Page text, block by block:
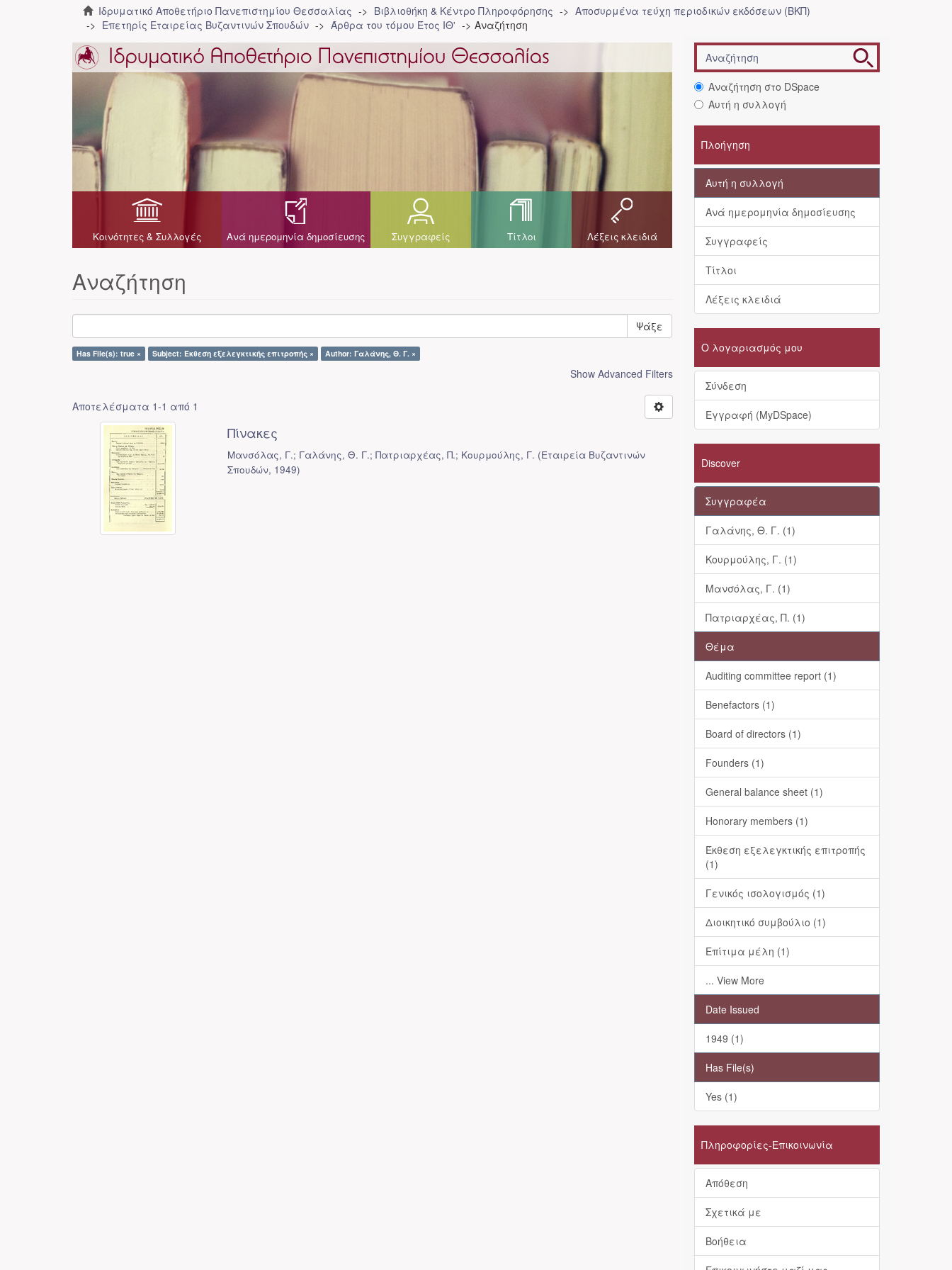
Ιδρυματικό Αποθετήριο Πανεπιστημίου Θεσσαλίας Βιβλιοθήκη & Κέντρο Πληροφόρησης
Αποσυρμένα τεύχη περιοδικών εκδόσεων (ΒΚΠ)
Επετηρίς Εταιρείας Βυζαντινών Σπουδών
Άρθρα του τόμου Έτος ΙΘ' Αναζήτηση
Κοινότητες & Συλλογές Ανά ημερομηνία δημοσίευσης Συγγραφείς Τίτλοι Λέξεις κλειδιά
Αναζήτηση
Ψάξε
Has File(s): true × Subject: Έκθεση εξελεγκτικής επιτροπής × Author: Γαλάνης, Θ. Γ. ×
Show Advanced Filters
Αποτελέσματα 1-1 από 1
Πίνακες
Μανσόλας, Γ.; Γαλάνης, Θ. Γ.; Πατριαρχέας, Π.; Κουρμούλης, Γ. (Εταιρεία Βυζαντινών
Σπουδών, 1949)
Αναζήτηση στο DSpace
Αυτή η συλλογή
Πλοήγηση
Αυτή η συλλογή
Ανά ημερομηνία δημοσίευσης
Συγγραφείς
Τίτλοι
Λέξεις κλειδιά
Ο λογαριασμός μου
Σύνδεση
Εγγραφή (MyDSpace)
Discover
Συγγραφέα
Γαλάνης, Θ. Γ. (1)
Κουρμούλης, Γ. (1)
Μανσόλας, Γ. (1)
Πατριαρχέας, Π. (1)
Θέμα
Auditing committee report (1)
Benefactors (1)
Board of directors (1)
Founders (1)
General balance sheet (1)
Honorary members (1)
Έκθεση εξελεγκτικής επιτροπής
(1)
Γενικός ισολογισμός (1)
Διοικητικό συμβούλιο (1)
Επίτιμα μέλη (1)
... View More
Date Issued
1949 (1)
Has File(s)
Yes (1)
Πληροφορίες-Επικοινωνία
Απόθεση
Σχετικά με
Βοήθεια